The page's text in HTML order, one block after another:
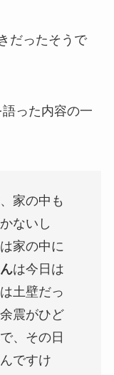
だったそうで
った内容の一
家の中も
ないし
は家の中に
は今日は
土壁だっ
震がひど
、その日
ですけ